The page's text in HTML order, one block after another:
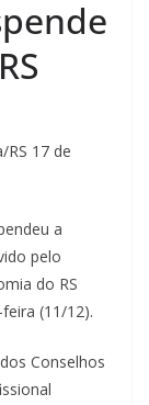
RS 17 de
a
pelo
do RS
(11/12).
Conselhos